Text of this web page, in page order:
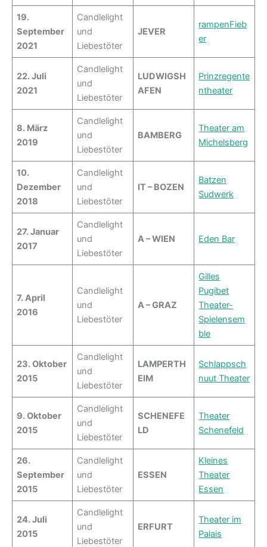
19.
September
2021
Candlelight
und
Liebestöter
JEVER
rampenFieb
er
22. Juli
2021
Candlelight
und
Liebestöter
LUDWIGSH
AFEN
Prinzregente
ntheater
8. März
2019
Candlelight
und
Liebestöter
BAMBERG
Theater am
Michelsberg
10.
Dezember
2018
Candlelight
und
Liebestöter
IT – BOZEN
Batzen
Sudwerk
27. Januar
2017
Candlelight
und
Liebestöter
A – WIEN Eden Bar
7. April
2016
Candlelight
und
Liebestöter
A – GRAZ
Gilles
Pugibet
Theater-
Spielensem
ble
23. Oktober
2015
Candlelight
und
Liebestöter
LAMPERTH
EIM
Schlappsch
nuut Theater
9. Oktober
2015
Candlelight
und
Liebestöter
SCHENEFE
LD
Theater
Schenefeld
26.
September
2015
Candlelight
und
Liebestöter
ESSEN
Kleines
Theater
Essen
24. Juli
2015
Candlelight
und
Liebestöter
ERFURT
Theater im
Palais